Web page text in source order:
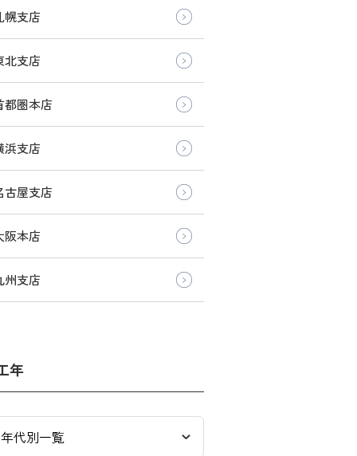
幌支店
北支店
都圏本店
浜支店
古屋支店
阪本店
州支店
年